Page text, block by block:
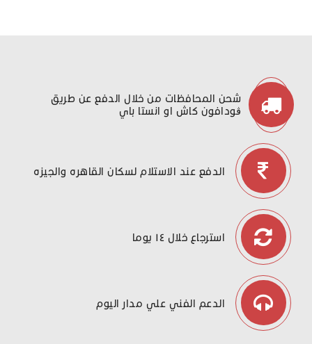
شحن المحافظات من خلال الدفع عن طريق
ڤودافون كاش او انستا باي
الدفع عند الاستلام لسكان القاهره والجيزه
استرجاع خلال ١٤ يوما
الدعم الفني علي مدار اليوم